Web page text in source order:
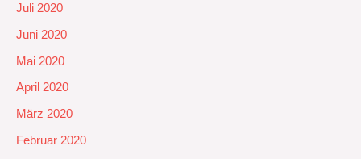
Juli 2020
Juni 2020
Mai 2020
April 2020
März 2020
Februar 2020